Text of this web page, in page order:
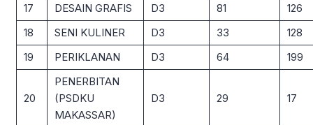
17 DESAIN GRAFIS D3 81
126
18
SENI KULINER D3 33
128
19
PERIKLANAN D3 64 199
20
PENERBITAN
(PSDKU
MAKASSAR)
D3 29 17